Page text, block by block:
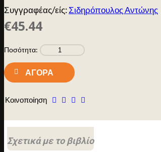
Συγγραφέας/είς:Σιδηρόπουλος Αντώνης
€45.44
Ποσότητα:
ΑΓΟΡΆ
Κοινοποίηση
Σχετικά με το βιβλίο